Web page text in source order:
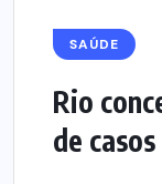
SAÚDE
Rio
de